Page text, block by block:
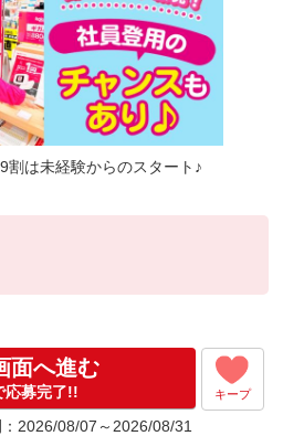
割は未経験からのスタート♪
規定あり）
支給(規定有)
と,
給(規定有)
面へ進む
応募完了!! キープ
2026/08/07～2026/08/31